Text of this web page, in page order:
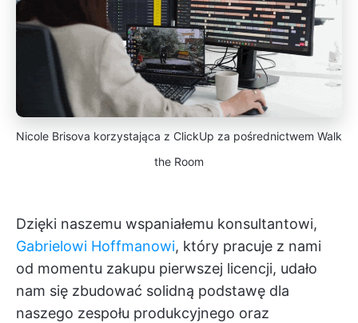
Nicole Brisova korzystająca z ClickUp za pośrednictwem Walk
the Room
Dzięki naszemu wspaniałemu konsultantowi,
Gabrielowi Hoffmanowi, który pracuje z nami
od momentu zakupu pierwszej licencji, udało
nam się zbudować solidną podstawę dla
naszego zespołu produkcyjnego oraz